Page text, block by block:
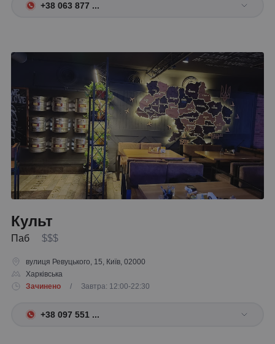
+38 063 877 ...
Культ
Паб $$$
вулиця Ревуцького, 15, Київ, 02000
Харківська
Зачинено
/ Завтра: 12:00-22:30
+38 097 551 ...